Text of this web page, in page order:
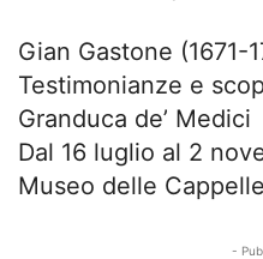
Gian Gastone (1671-
Testimonianze e
Granduca de’ Medici
Dal 16 luglio al 2
Museo delle
-